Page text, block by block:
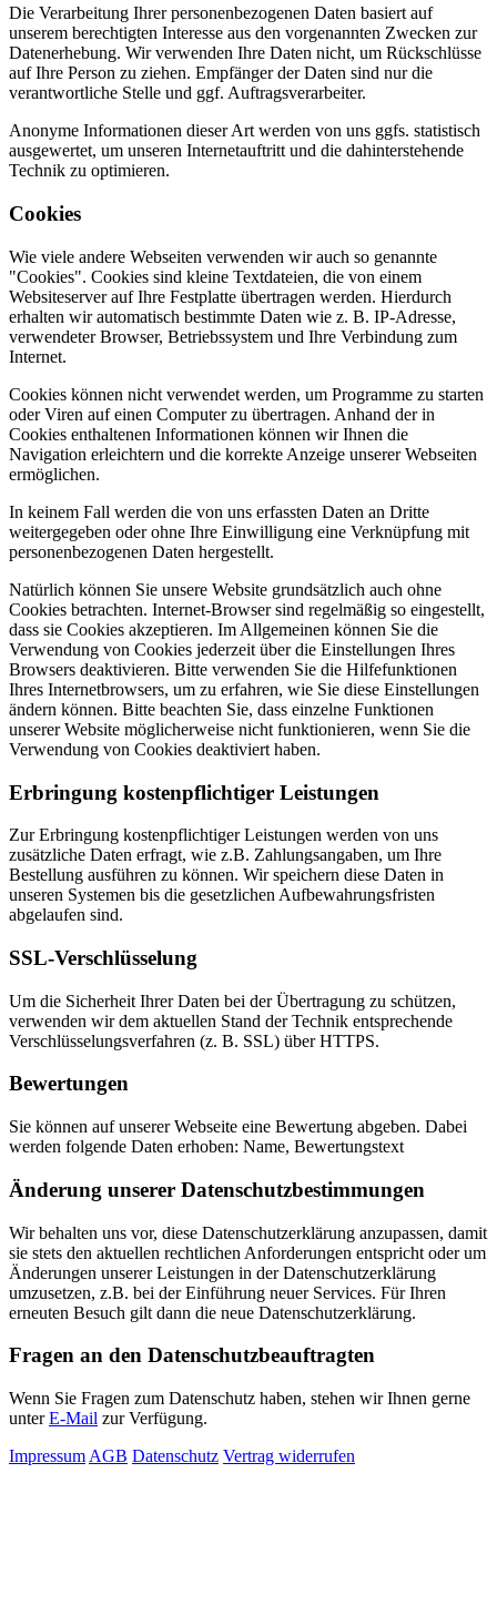
Die Verarbeitung Ihrer personenbezogenen Daten basiert auf
unserem berechtigten Interesse aus den vorgenannten Zwecken zur
Datenerhebung. Wir verwenden Ihre Daten nicht, um Rückschlüsse
auf Ihre Person zu ziehen. Empfänger der Daten sind nur die
verantwortliche Stelle und ggf. Auftragsverarbeiter.
Anonyme Informationen dieser Art werden von uns ggfs. statistisch
ausgewertet, um unseren Internetauftritt und die dahinterstehende
Technik zu optimieren.
Cookies
Wie viele andere Webseiten verwenden wir auch so genannte
"Cookies". Cookies sind kleine Textdateien, die von einem
Websiteserver auf Ihre Festplatte übertragen werden. Hierdurch
erhalten wir automatisch bestimmte Daten wie z. B. IP-Adresse,
verwendeter Browser, Betriebssystem und Ihre Verbindung zum
Internet.
Cookies können nicht verwendet werden, um Programme zu starten
oder Viren auf einen Computer zu übertragen. Anhand der in
Cookies enthaltenen Informationen können wir Ihnen die
Navigation erleichtern und die korrekte Anzeige unserer Webseiten
ermöglichen.
In keinem Fall werden die von uns erfassten Daten an Dritte
weitergegeben oder ohne Ihre Einwilligung eine Verknüpfung mit
personenbezogenen Daten hergestellt.
Natürlich können Sie unsere Website grundsätzlich auch ohne
Cookies betrachten. Internet-Browser sind regelmäßig so eingestellt,
dass sie Cookies akzeptieren. Im Allgemeinen können Sie die
Verwendung von Cookies jederzeit über die Einstellungen Ihres
Browsers deaktivieren. Bitte verwenden Sie die Hilfefunktionen
Ihres Internetbrowsers, um zu erfahren, wie Sie diese Einstellungen
ändern können. Bitte beachten Sie, dass einzelne Funktionen
unserer Website möglicherweise nicht funktionieren, wenn Sie die
Verwendung von Cookies deaktiviert haben.
Erbringung kostenpflichtiger Leistungen
Zur Erbringung kostenpflichtiger Leistungen werden von uns
zusätzliche Daten erfragt, wie z.B. Zahlungsangaben, um Ihre
Bestellung ausführen zu können. Wir speichern diese Daten in
unseren Systemen bis die gesetzlichen Aufbewahrungsfristen
abgelaufen sind.
SSL-Verschlüsselung
Um die Sicherheit Ihrer Daten bei der Übertragung zu schützen,
verwenden wir dem aktuellen Stand der Technik entsprechende
Verschlüsselungsverfahren (z. B. SSL) über HTTPS.
Bewertungen
Sie können auf unserer Webseite eine Bewertung abgeben. Dabei
werden folgende Daten erhoben: Name, Bewertungstext
Änderung unserer Datenschutzbestimmungen
Wir behalten uns vor, diese Datenschutzerklärung anzupassen, damit
sie stets den aktuellen rechtlichen Anforderungen entspricht oder um
Änderungen unserer Leistungen in der Datenschutzerklärung
umzusetzen, z.B. bei der Einführung neuer Services. Für Ihren
erneuten Besuch gilt dann die neue Datenschutzerklärung.
Fragen an den Datenschutzbeauftragten
Wenn Sie Fragen zum Datenschutz haben, stehen wir Ihnen gerne
unterE-Mail zur Verfügung.
Impressum AGB Datenschutz Vertrag widerrufen